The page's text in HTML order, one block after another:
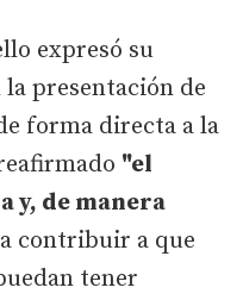
expresó su
presentación de
forma directa a la
"el
y, de manera
contribuir a que
tener